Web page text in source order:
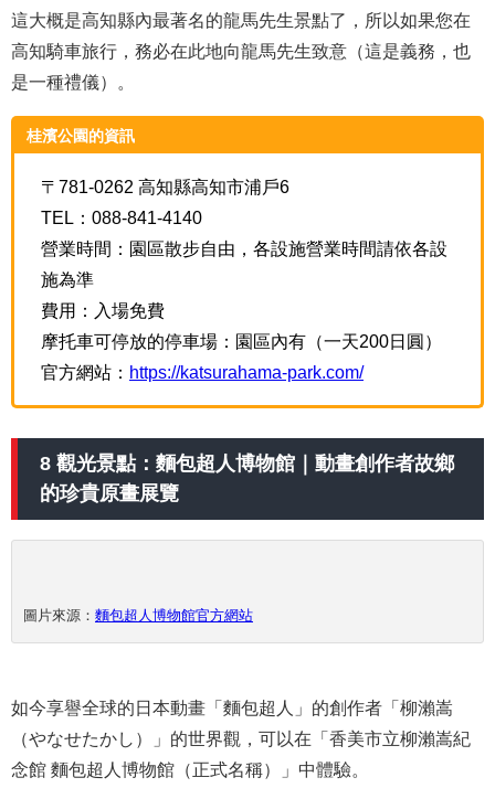
這大概是高知縣內最著名的龍馬先生景點了，所以如果您在
高知騎車旅行，務必在此地向龍馬先生致意（這是義務，也
是一種禮儀）。
桂濱公園的資訊
〒781-0262 高知縣高知市浦戶6
TEL：088-841-4140
營業時間：園區散步自由，各設施營業時間請依各設
施為準
費用：入場免費
摩托車可停放的停車場：園區內有（一天200日圓）
官方網站： https://katsurahama-park.com/
8 觀光景點：麵包超人博物館｜動畫創作者故鄉
的珍貴原畫展覽
圖片來源： 麵包超人博物館官方網站
如今享譽全球的日本動畫「麵包超人」的創作者「柳瀨嵩
（やなせたかし）」的世界觀，可以在「香美市立柳瀨嵩紀
念館 麵包超人博物館（正式名稱）」中體驗。